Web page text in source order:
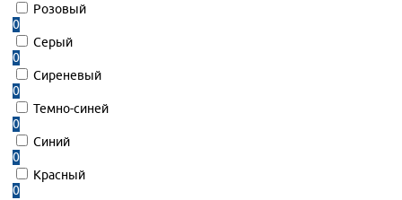
Розовый
0
Серый
0
Сиреневый
0
Темно-синей
0
Синий
0
Красный
0